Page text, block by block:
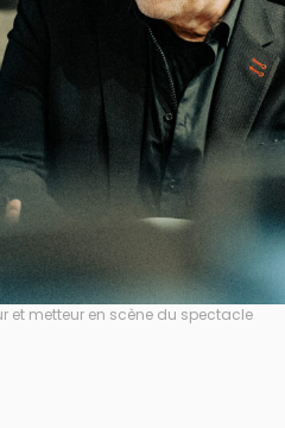
et metteur en scène du spectacle